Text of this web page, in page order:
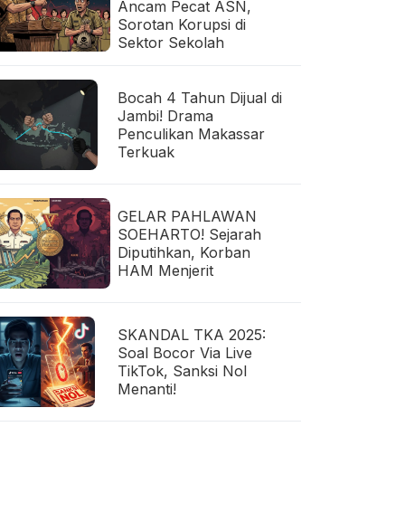
Ancam Pecat ASN,
Sorotan Korupsi di
Sektor Sekolah
Bocah 4 Tahun Dijual di
Jambi! Drama
Penculikan Makassar
Terkuak
GELAR PAHLAWAN
SOEHARTO! Sejarah
Diputihkan, Korban
HAM Menjerit
SKANDAL TKA 2025:
Soal Bocor Via Live
TikTok, Sanksi Nol
Menanti!